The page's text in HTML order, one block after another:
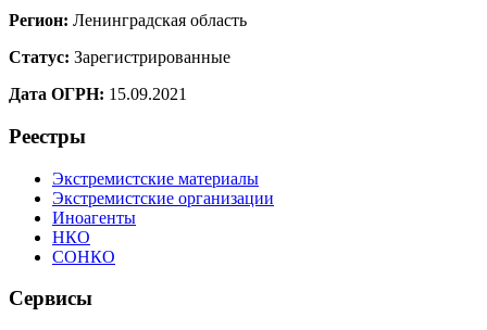
Регион: Ленинградская область
Статус: Зарегистрированные
Дата ОГРН: 15.09.2021
Реестры
Экстремистские материалы
Экстремистские организации
Иноагенты
НКО
СОНКО
Сервисы